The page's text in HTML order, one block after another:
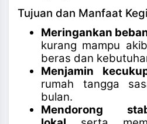
Tujuan dan Manfaat
Meringankan
kurang mampu
beras dan
Menjamin
rumah tangga
bulan.
Mendorong